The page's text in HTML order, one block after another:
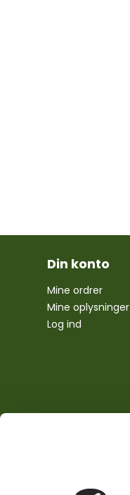
Din konto
Mine ordrer
Mine oplysninger
Log ind